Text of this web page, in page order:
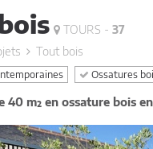
TOURS - 37
Tout bois
Ossatures
40 m² en ossature bois